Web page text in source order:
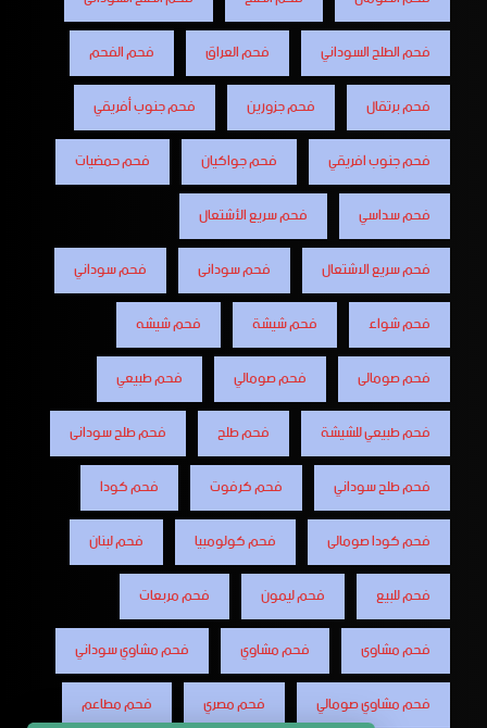
فحم الطلح السوداني
فحم العراق
فحم الفحم
فحم برتقال
فحم جزورين
فحم جنوب أفريقي
فحم جنوب افريقي
فحم جواكيان
فحم حمضيات
فحم سداسي
فحم سريع الأشتعال
فحم سريع الاشتعال
فحم سودانى
فحم سوداني
فحم شواء
فحم شيشة
فحم شيشه
فحم صومالى
فحم صومالي
فحم طبيعي
فحم طبيعي للشيشة
فحم طلح
فحم طلح سودانى
فحم طلح سوداني
فحم كرفوت
فحم كودا
فحم كودا صومالى
فحم كولومبيا
فحم لبنان
فحم للبيع
فحم ليمون
فحم مربعات
فحم مشاوى
فحم مشاوي
فحم مشاوي سوداني
فحم مشاوي صومالي
فحم مصري
فحم مطاعم